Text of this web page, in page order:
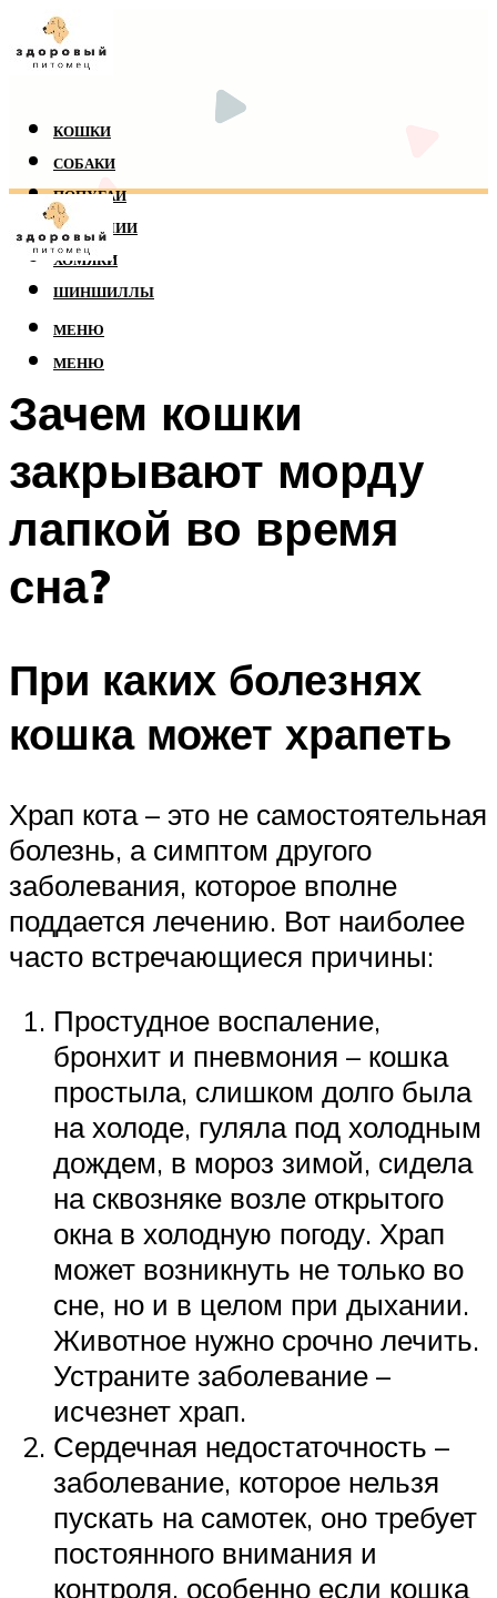
КОШКИ
СОБАКИ
ПОПУГАИ
РЕПТИЛИИ
ХОМЯКИ
ШИНШИЛЛЫ
МЕНЮ
МЕНЮ
Зачем кошки
закрывают морду
лапкой во время
сна?
При каких болезнях
кошка может храпеть
Храп кота – это не самостоятельная
болезнь, а симптом другого
заболевания, которое вполне
поддается лечению. Вот наиболее
часто встречающиеся причины:
Простудное воспаление,
бронхит и пневмония – кошка
простыла, слишком долго была
на холоде, гуляла под холодным
дождем, в мороз зимой, сидела
на сквозняке возле открытого
окна в холодную погоду. Храп
может возникнуть не только во
сне, но и в целом при дыхании.
Животное нужно срочно лечить.
Устраните заболевание –
исчезнет храп.
Сердечная недостаточность –
заболевание, которое нельзя
пускать на самотек, оно требует
постоянного внимания и
контроля, особенно если кошка